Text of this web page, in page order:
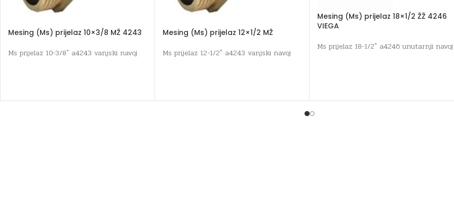
Mesing (Ms) prijelaz 10×3/8 MŽ 4243
Ms prijelaz 10-3/8" a4243 vanjski navoj
Mesing (Ms) prijelaz 12×1/2 MŽ
Ms prijelaz 12-1/2" a4243 vanjski navoj
Mesing (Ms) prijelaz 18×1/2 ŽŽ 4246
VIEGA
Ms prijelaz 18-1/2" a4246 unutarnji navoj